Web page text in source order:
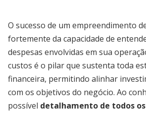
O sucesso de um empreendimento
fortemente da capacidade de
despesas envolvidas em sua
custos é o pilar que sustenta toda
financeira, permitindo alinhar
com os objetivos do negócio. Ao
possível detalhamento de todos